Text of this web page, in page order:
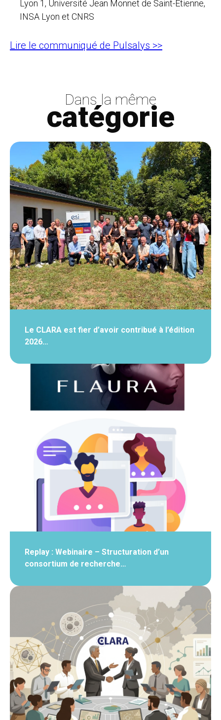
Lyon 1, Université Jean Monnet de Saint-Etienne,
INSA Lyon et CNRS
Lire le communiqué de Pulsalys >>
Dans la même
catégorie
Le CLARA est fier d’avoir contribué à l’édition
2026…
Replay : Webinaire – Structuration d’un
consortium de recherche…